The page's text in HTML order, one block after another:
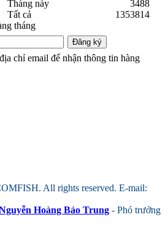
Tháng này
3488
Tất cả
1353814
tháng
chỉ email để nhận thông tin hàng
All rights reserved. E-mail:
Hoàng Bảo Trung - Phó trưởng